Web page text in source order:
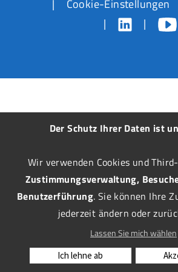
Cookie-Einstellungen
Der Schutz Ihrer Daten ist
Wir verwenden Cookies und
Zustimmungsverwaltung,
Benutzerführung. Sie können Ihre
jederzeit ändern oder
Lassen Sie mich wählen
Ich lehne ab